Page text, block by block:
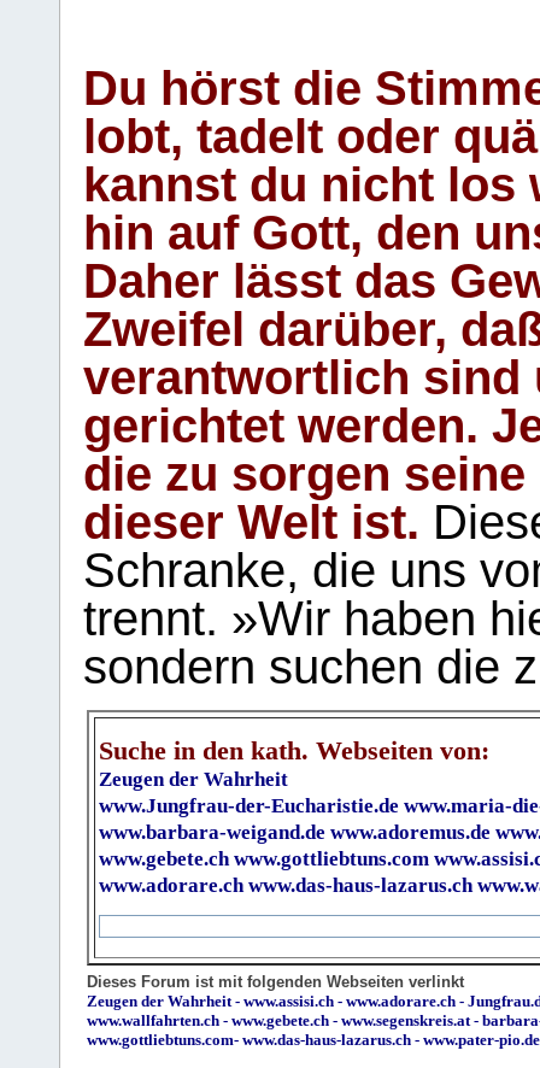
Du hörst die
lobt, tadelt oder
kannst du nicht los
hin auf Gott, den
Daher lässt das
Zweifel darüber,
verantwortlich sind
gerichtet werden.
die zu sorgen
dieser Welt ist.
Schranke, die uns
trennt. »Wir haben
sondern suchen die
Suche in den kath. Webseiten von:
Zeugen der Wahrheit
www.Jungfrau-der-Eucharistie.de www.maria-
www.barbara-weigand.de www.adoremus.de
www.gebete.ch www.gottliebtuns.com
www.adorare.ch www.das-haus-lazarus.ch
Dieses Forum ist mit folgenden Webseiten verlinkt
Zeugen der Wahrheit - www.assisi.ch - www.adorare.ch -
www.wallfahrten.ch - www.gebete.ch - www.segenskreis.at -
www.gottliebtuns.com- www.das-haus-lazarus.ch - www.pater-pio.de